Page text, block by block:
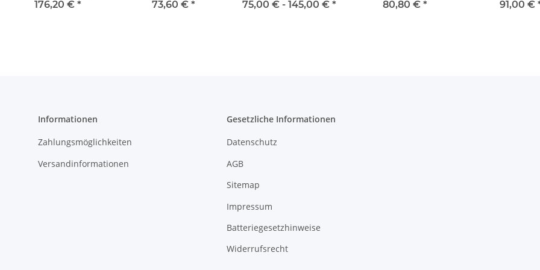
Untergestell mit Griffen
176,20 € *
Zwischenboden,
73,60 € *
Zwischenboden,
75,00 € - 145,00 € *
Zwischenboden,
80,80 € * 91,00 €
Informationen
Zahlungsmöglichkeiten
Versandinformationen
Gesetzliche Informationen
Datenschutz
AGB
Sitemap
Impressum
Batteriegesetzhinweise
Widerrufsrecht